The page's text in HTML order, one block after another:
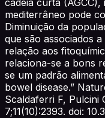
mediterrâneo pode
Diminuição da
que são associados
relação aos
relaciona-se a bons
se um padrão
bowel disease.”
Scaldaferri F, Pulcini
7;11(10):2393. doi: